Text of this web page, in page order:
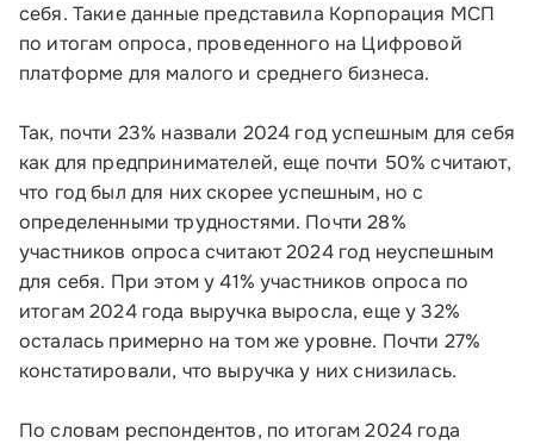
себя. Такие данные представила Корпорация МСП
по итогам опроса, проведенного на Цифровой
платформе для малого и среднего бизнеса.
Так, почти 23% назвали 2024 год успешным для себя
как для предпринимателей, еще почти 50% считают,
что год был для них скорее успешным, но с
определенными трудностями. Почти 28%
участников опроса считают 2024 год неуспешным
для себя. При этом у 41% участников опроса по
итогам 2024 года выручка выросла, еще у 32%
осталась примерно на том же уровне. Почти 27%
констатировали, что выручка у них снизилась.
По словам респондентов, по итогам 2024 года